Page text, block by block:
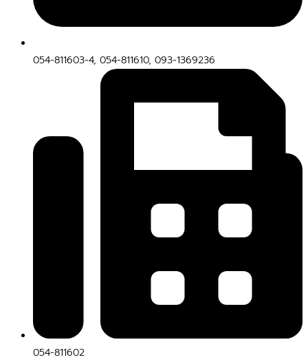
054-811603-4, 054-811610, 093-1369236
054-811602